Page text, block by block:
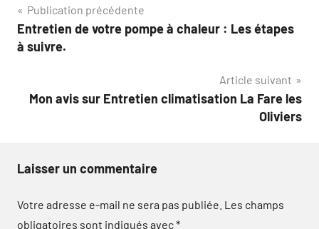
Navigation
de
Publication précédente
Entretien de votre pompe à chaleur : Les étapes
à suivre.
Article suivant
Mon avis sur Entretien climatisation La Fare les
Oliviers
Laisser un commentaire
Votre adresse e-mail ne sera pas publiée. Les champs
obligatoires sont indiqués avec*